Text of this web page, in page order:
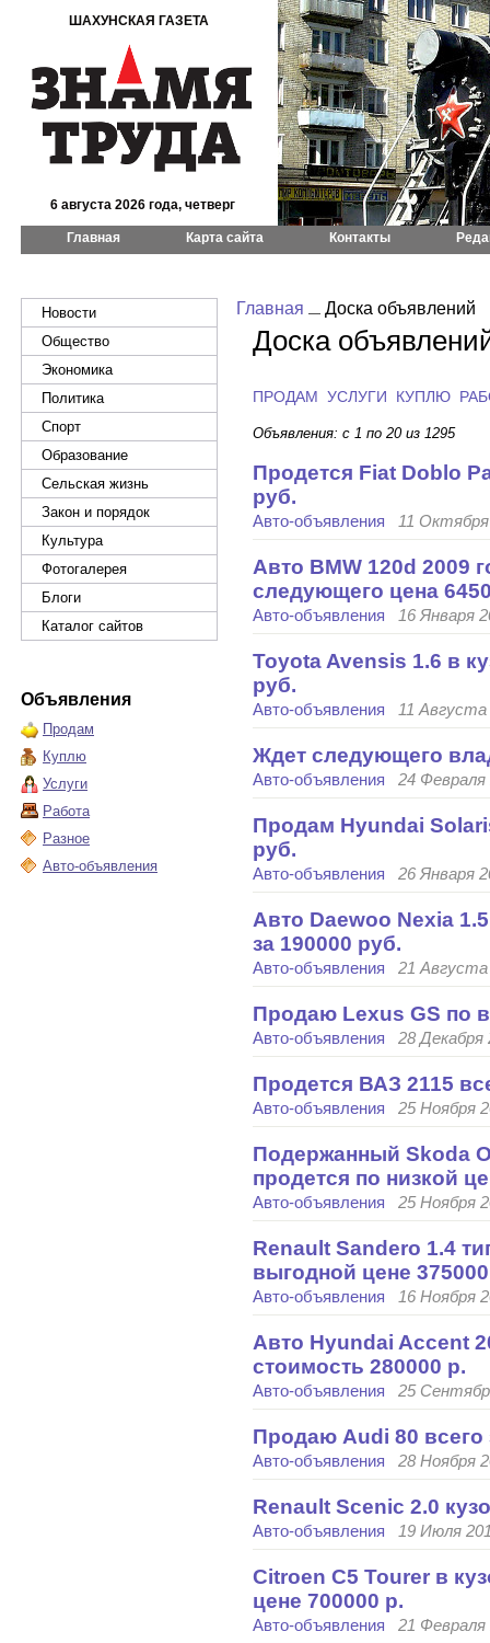
ШАХУНСКАЯ ГАЗЕТА
6 августа 2026 года, четверг
Главная Карта сайта Контакты
Новости
Общество
Экономика
Политика
Спорт
Образование
Сельская жизнь
Закон и порядок
Культура
Фотогалерея
Блоги
Каталог сайтов
Объявления
Продам
Куплю
Услуги
Работа
Разное
Авто-объявления
Главная Доска объявлений
Доска
ПРОДАМ УСЛУГИ КУПЛЮ
Объявления: с 1 по 20 из 1295
Продется Fiat Doblo
руб.
Авто-объявления 11
Авто BMW 120d 2009
следующего цена
Авто-объявления 16 Января
Toyota Avensis 1.6 в
руб.
Авто-объявления 11 Августа
Ждет следующего
Авто-объявления 24 Февраля
Продам Hyundai
руб.
Авто-объявления 26 Января
Авто Daewoo Nexia
за 190000 руб.
Авто-объявления 21 Августа
Продаю Lexus GS по
Авто-объявления 28 Декабря
Продется ВАЗ 2115
Авто-объявления 25 Ноября
Подержанный Skoda
продется по низкой
Авто-объявления 25 Ноября
Renault Sandero 1.4
выгодной цене
Авто-объявления 16 Ноября
Авто Hyundai Accent
стоимость 280000 р.
Авто-объявления 25
Продаю Audi 80 всего
Авто-объявления 28 Ноября
Renault Scenic 2.0
Авто-объявления 19 Июля
Citroen C5 Tourer в
цене 700000 р.
Авто-объявления 21 Февраля